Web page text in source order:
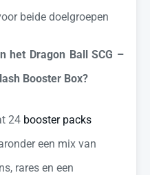
beide doelgroepen
het Dragon Ball SCG –
Booster Box?
24 booster packs
een mix van
rares en een